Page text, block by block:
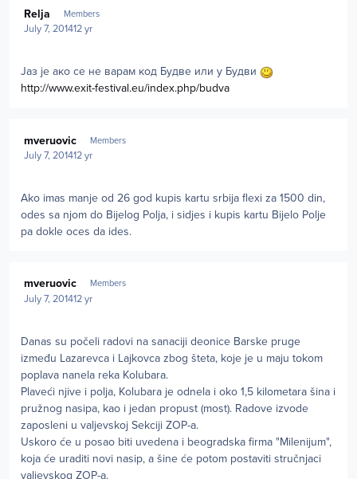
Relja Members
July 7, 201412 yr
Јаз је ако се не варам код Будве или у Будви
http://www.exit-festival.eu/index.php/budva
mveruovic Members
July 7, 201412 yr
Ako imas manje od 26 god kupis kartu srbija flexi za 1500 din,
odes sa njom do Bijelog Polja, i sidjes i kupis kartu Bijelo Polje
pa dokle oces da ides.
mveruovic Members
July 7, 201412 yr
Danas su počeli radovi na sanaciji deonice Barske pruge
između Lazarevca i Lajkovca zbog šteta, koje je u maju tokom
poplava nanela reka Kolubara.
Plaveći njive i polja, Kolubara je odnela i oko 1,5 kilometara šina i
pružnog nasipa, kao i jedan propust (most). Radove izvode
zaposleni u valjevskoj Sekciji ZOP-a.
Uskoro će u posao biti uvedena i beogradska firma "Milenijum",
koja će uraditi novi nasip, a šine će potom postaviti stručnjaci
valjevskog ZOP-a.